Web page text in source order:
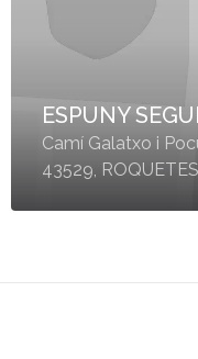
ESPUNY
Camí Galatxo i
43529, ROQUETES